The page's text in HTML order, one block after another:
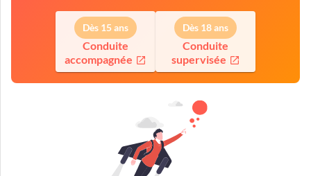
Dès 15 ans
Conduite
accompagnée
Dès 18 ans
Conduite
supervisée